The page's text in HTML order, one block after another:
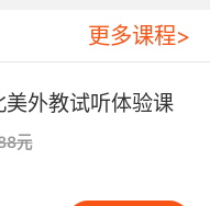
下面嵌着
a slaughterhouse
stopper.
样 这是对话终结
更多课程>
美外教试听体验课
元